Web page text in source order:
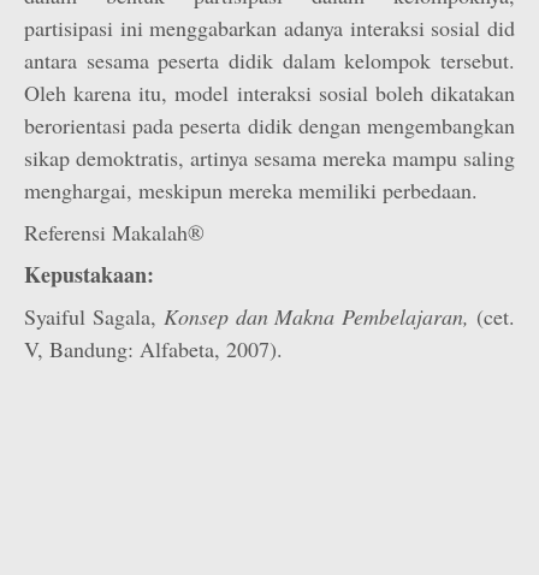
partisipasi ini menggabarkan adanya interaksi sosial did
antara sesama peserta didik dalam kelompok tersebut.
Oleh karena itu, model interaksi sosial boleh dikatakan
berorientasi pada peserta didik dengan mengembangkan
sikap demoktratis, artinya sesama mereka mampu saling
menghargai, meskipun mereka memiliki perbedaan.
Referensi Makalah®
Kepustakaan:
Syaiful Sagala, Konsep dan Makna Pembelajaran, (cet.
V, Bandung: Alfabeta, 2007).